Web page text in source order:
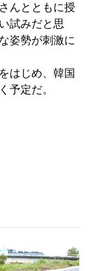
んとともに授
試みだと思
姿勢が刺激に
はじめ、韓国
予定だ。